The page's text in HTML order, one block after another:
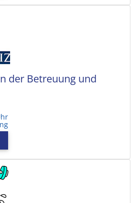
der Betreuung und